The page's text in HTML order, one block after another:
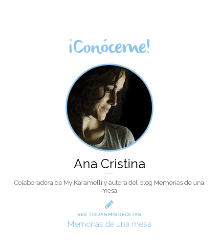
¡Conóceme!
Ana Cristina
Colaboradora de My Karamelli y autora del blog Memorias de una
mesa
VER TODAS MIS RECETAS
Memorias de una mesa